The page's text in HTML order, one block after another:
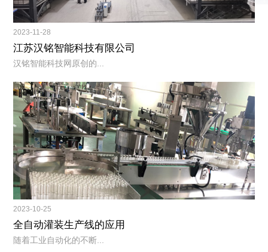
2023-11-28
江苏汉铭智能科技有限公司
汉铭智能科技网原创的...
2023-10-25
全自动灌装生产线的应用
随着工业自动化的不断...